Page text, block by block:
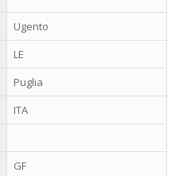
Ugento
LE
Puglia
ITA
GF